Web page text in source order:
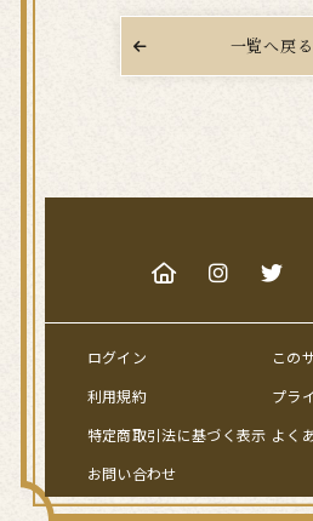
一覧へ戻る
ログイン
この
利用規約
プラ
特定商取引法に基づく表示 よく
お問い合わせ